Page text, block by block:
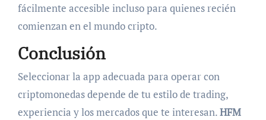
fácilmente accesible incluso para quienes recién
comienzan en el mundo cripto.
Conclusión
Seleccionar la app adecuada para operar con
criptomonedas depende de tu estilo de trading,
experiencia y los mercados que te interesan.HFM